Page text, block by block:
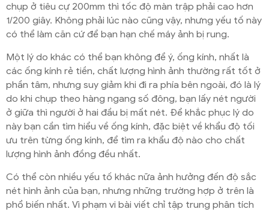
chụp ở tiêu cự 200mm thì tốc độ màn trập phải cao hơn
1/200 giây. Không phải lúc nào cũng vậy, nhưng yếu tố này
có thể làm căn cứ để bạn hạn chế máy ảnh bị rung.
Một lý do khác có thể bạn không để ý, ống kính, nhất là
các ống kính rẻ tiền, chất lượng hình ảnh thường rất tốt ở
phần tâm, nhưng suy giảm khi đi ra phía bên ngoài, đó là lý
do khi chụp theo hàng ngang số đông, bạn lấy nét người
ở giữa thì người ở hai đầu bị mất nét. Để khắc phục lý do
này bạn cần tìm hiểu về ống kính, đặc biệt về khẩu độ tối
ưu trên từng ống kính, để tìm ra khẩu độ nào cho chất
lượng hình ảnh đồng đều nhất.
Có thể còn nhiều yếu tố khác nữa ảnh hưởng đến độ sắc
nét hình ảnh của bạn, nhưng những trường hợp ở trên là
phổ biến nhất. Vì phạm vi bài viết chỉ tập trung phân tích